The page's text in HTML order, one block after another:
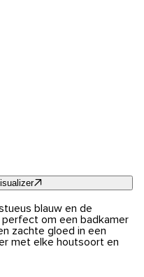
blauw en de
om een badkamer
zachte gloed in een
met elke houtsoort en